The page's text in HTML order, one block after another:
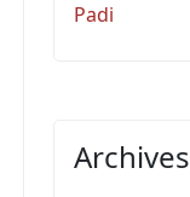
Padi
Archives